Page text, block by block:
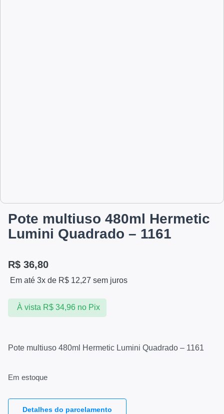
Pote multiuso 480ml Hermetic
Lumini Quadrado – 1161
R$ 36,80
Em até 3x de R$ 12,27 sem juros
À vista R$34,96 no Pix
Pote multiuso 480ml Hermetic Lumini Quadrado – 1161
Em estoque
Detalhes do parcelamento